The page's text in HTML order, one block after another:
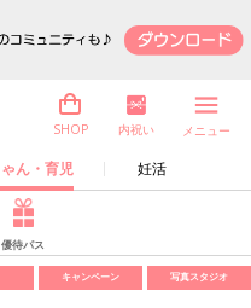
ん・育児 妊活
SHOP 内祝い メニュー
優待パス
キャンペーン 写真スタジオ